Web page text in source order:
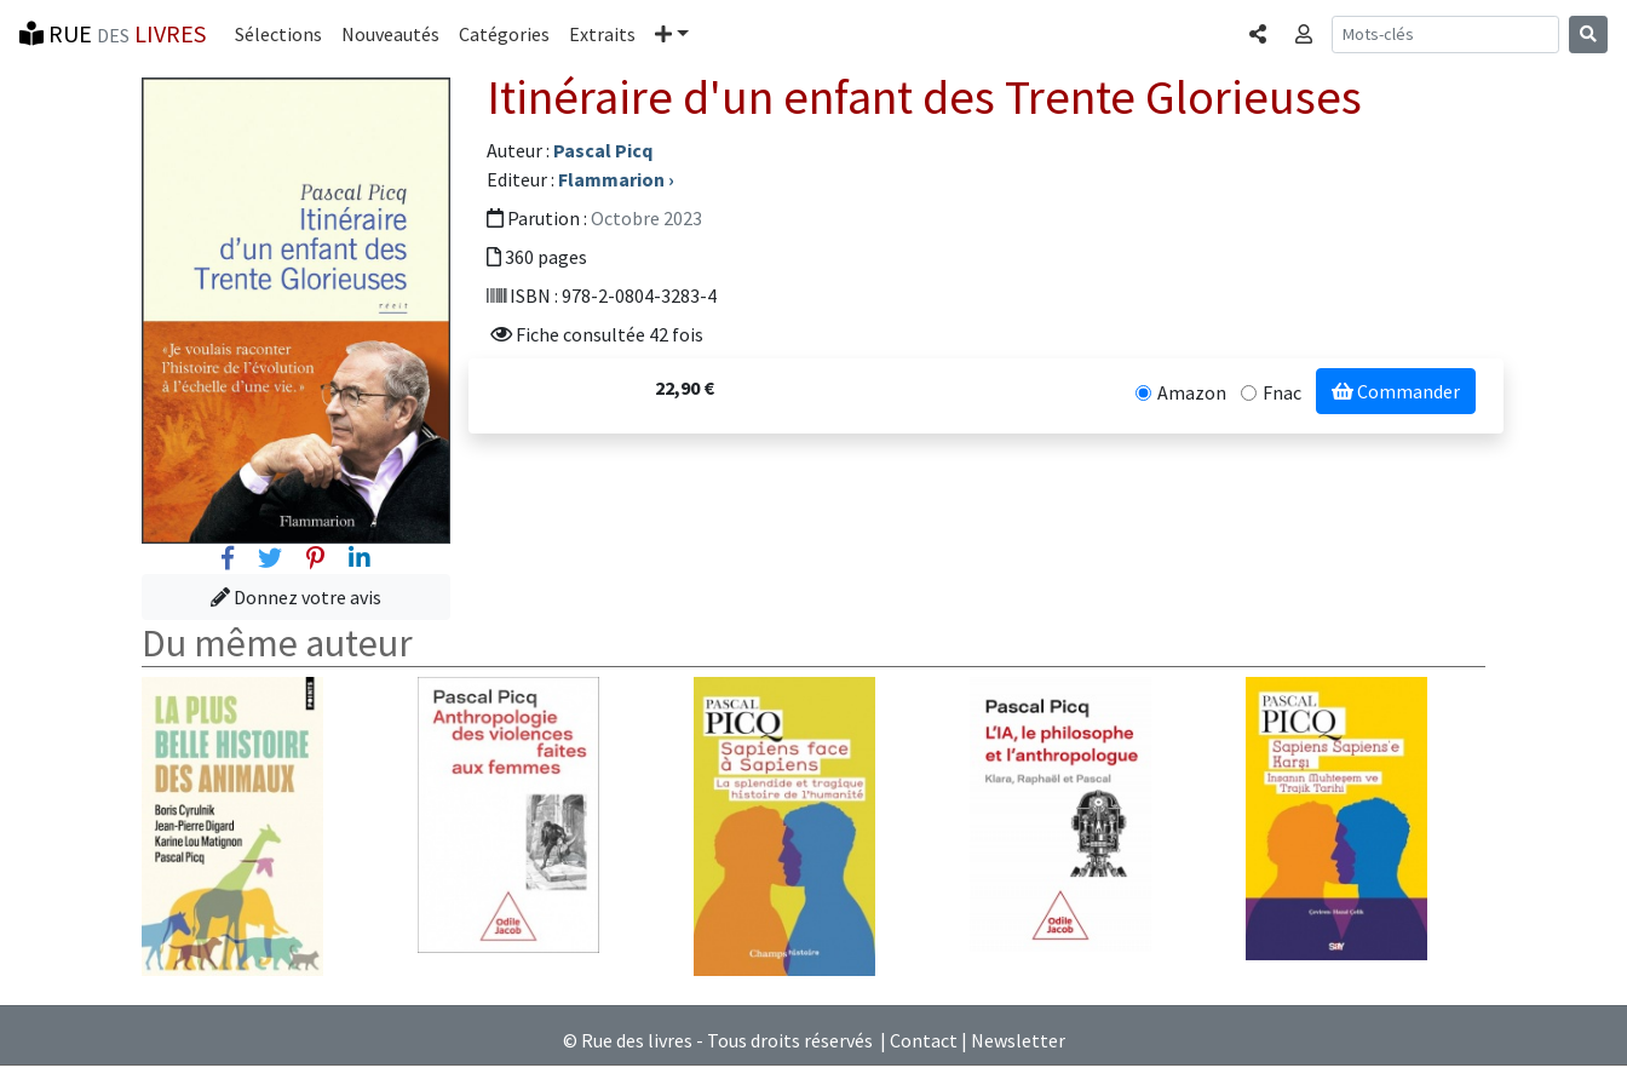
RUE DES LIVRES Sélections Nouveautés Catégories Extraits Plus PartagerConnexion
FacebookTwitterPinterest
Linkedin
Donnez votre avis
Itinéraire d'un enfant des Trente Glorieuses
Auteur : Pascal Picq
Editeur : Flammarion ›
Parution : Octobre 2023
360 pages
ISBN : 978-2-0804-3283-4
Fiche consultée 42 fois
22,90 € Amazon Fnac Commander
Du même auteur
© Rue des livres - Tous droits réservés | Contact | Newsletter